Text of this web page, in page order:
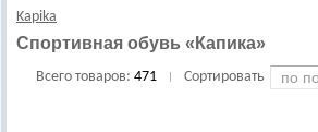
Kapika
Спортивная обувь «Капика»
Всего товаров: 471 Сортировать